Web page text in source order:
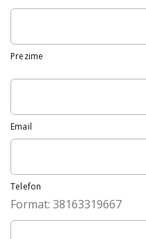
Prezime
Email
Telefon
Format: 38163319667